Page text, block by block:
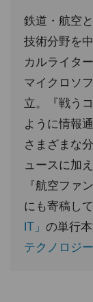
鉄道・航空
技術分野を
カルライター
マイクロソ
立。『戦う
ように情報
さまざまな
ュースに加
『航空ファ
にも寄稿し
IT」 の単行
テクノロジー